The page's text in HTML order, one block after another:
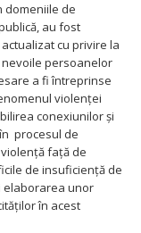
domeniile de
au fost
cu privire la
persoanelor
a fi întreprinse
violenței
conexiunilor și
procesul de
față de
de insuficiență de
elaborarea unor
în acest